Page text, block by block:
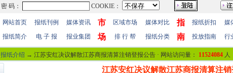
网站首页 报纸刊例 媒体资讯
市
场
区域市场 媒体对比
指
南
报纸折扣
媒
报纸简介
电 子 报 报业集团 排 行 帮 报纸分类 投放指南 行
报纸介绍 → 江苏安红决议解散江苏商报清算注销登报公告 · 网站访问量： 11524084 人
江苏安红决议解散江苏商报清算注